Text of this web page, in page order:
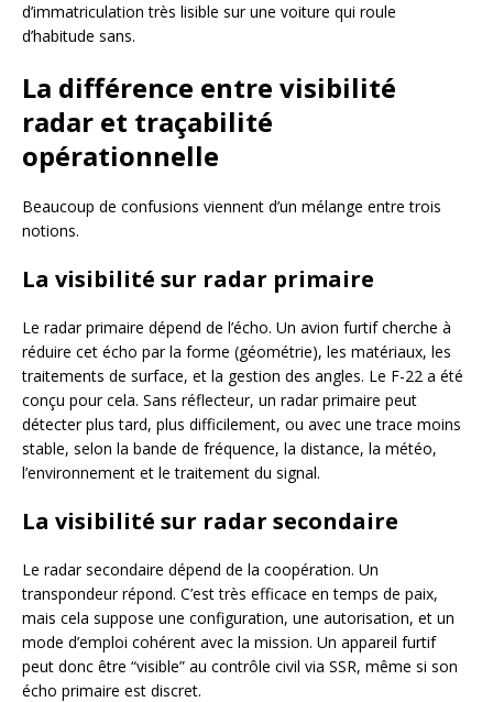
d’immatriculation très lisible sur une voiture qui roule
d’habitude sans.
La différence entre visibilité
radar et traçabilité
opérationnelle
Beaucoup de confusions viennent d’un mélange entre trois
notions.
La visibilité sur radar primaire
Le radar primaire dépend de l’écho. Un avion furtif cherche à
réduire cet écho par la forme (géométrie), les matériaux, les
traitements de surface, et la gestion des angles. Le F-22 a été
conçu pour cela. Sans réflecteur, un radar primaire peut
détecter plus tard, plus difficilement, ou avec une trace moins
stable, selon la bande de fréquence, la distance, la météo,
l’environnement et le traitement du signal.
La visibilité sur radar secondaire
Le radar secondaire dépend de la coopération. Un
transpondeur répond. C’est très efficace en temps de paix,
mais cela suppose une configuration, une autorisation, et un
mode d’emploi cohérent avec la mission. Un appareil furtif
peut donc être “visible” au contrôle civil via SSR, même si son
écho primaire est discret.